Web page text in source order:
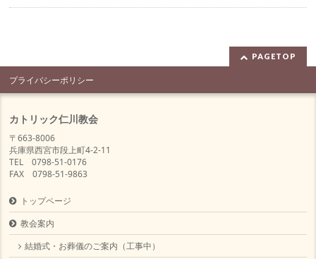
PAGETOP
プライバシーポリシー
カトリック仁川教会
〒663-8006
兵庫県西宮市段上町4-2-11
TEL 0798-51-0176
FAX 0798-51-9863
トップページ
教会案内
結婚式・お葬儀のご案内（工事中）